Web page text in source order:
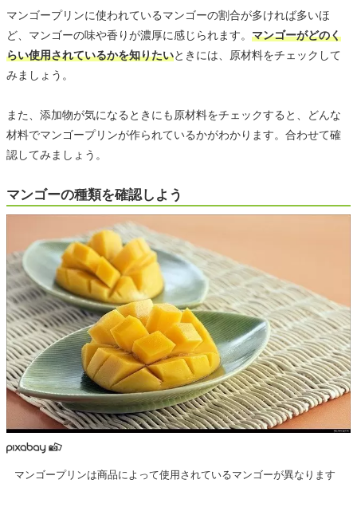
マンゴープリンに使われているマンゴーの割合が多ければ多いほ
ど、マンゴーの味や香りが濃厚に感じられます。 マンゴーがどのく
らい使用されているかを知りたいときには、原材料をチェックして
みましょう。
また、添加物が気になるときにも原材料をチェックすると、どんな
材料でマンゴープリンが作られているかがわかります。合わせて確
認してみましょう。
マンゴーの種類を確認しよう
マンゴープリンは商品によって使用されているマンゴーが異なります